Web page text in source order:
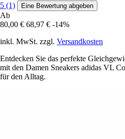
5 (1) Eine Bewertung abgeben
Ab
80,00 € 68,97 € -14%
inkl. MwSt. zzgl. Versandkosten
Entdecken Sie das perfekte
mit den Damen Sneakers adidas VL
für den Alltag.